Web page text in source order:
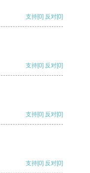
支持[0] 反对[0]
支持[0] 反对[0]
支持[0] 反对[0]
支持[0] 反对[0]